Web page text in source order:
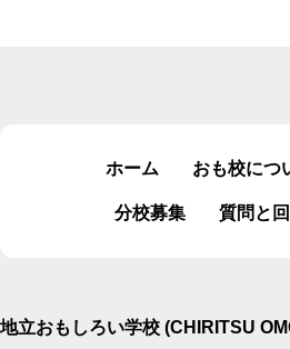
ホーム おも校につ
分校募集 質問と
地立おもしろい学校 (CHIRITSU